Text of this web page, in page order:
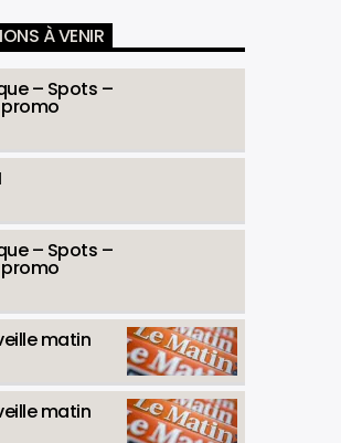
À VENIR
– Spots –
– Spots –
matin
matin